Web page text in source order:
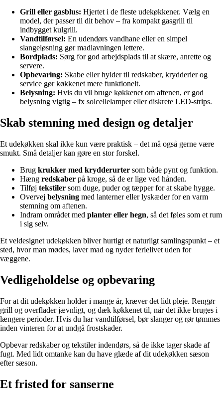
Grill eller gasblus: Hjertet i de fleste udekøkkener. Vælg en
model, der passer til dit behov – fra kompakt gasgrill til
indbygget kulgrill.
Vandtilførsel: En udendørs vandhane eller en simpel
slangeløsning gør madlavningen lettere.
Bordplads: Sørg for god arbejdsplads til at skære, anrette og
servere.
Opbevaring: Skabe eller hylder til redskaber, krydderier og
service gør køkkenet mere funktionelt.
Belysning: Hvis du vil bruge køkkenet om aftenen, er god
belysning vigtig – fx solcellelamper eller diskrete LED-strips.
Skab stemning med design og detaljer
Et udekøkken skal ikke kun være praktisk – det må også gerne være
smukt. Små detaljer kan gøre en stor forskel.
Brug krukker med krydderurter som både pynt og funktion.
Hæng redskaber på kroge, så de er lige ved hånden.
Tilføj tekstiler som duge, puder og tæpper for at skabe hygge.
Overvej belysning med lanterner eller lyskæder for en varm
stemning om aftenen.
Indram området med planter eller hegn, så det føles som et rum
i sig selv.
Et veldesignet udekøkken bliver hurtigt et naturligt samlingspunkt – et
sted, hvor man mødes, laver mad og nyder ferielivet uden for
væggene.
Vedligeholdelse og opbevaring
For at dit udekøkken holder i mange år, kræver det lidt pleje. Rengør
grill og overflader jævnligt, og dæk køkkenet til, når det ikke bruges i
længere perioder. Hvis du har vandtilførsel, bør slanger og rør tømmes
inden vinteren for at undgå frostskader.
Opbevar redskaber og tekstiler indendørs, så de ikke tager skade af
fugt. Med lidt omtanke kan du have glæde af dit udekøkken sæson
efter sæson.
Et fristed for sanserne